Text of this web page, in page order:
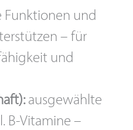
und
– für
und
ausgewählte
B-Vitamine –